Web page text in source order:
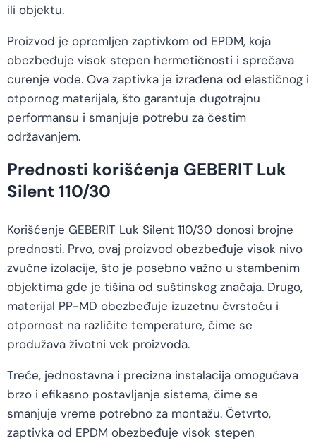
ili objektu.
Proizvod je opremljen zaptivkom od EPDM, koja
obezbeđuje visok stepen hermetičnosti i sprečava
curenje vode. Ova zaptivka je izrađena od elastičnog i
otpornog materijala, što garantuje dugotrajnu
performansu i smanjuje potrebu za čestim
održavanjem.
Prednosti korišćenja GEBERIT Luk
Silent 110/30
Korišćenje GEBERIT Luk Silent 110/30 donosi brojne
prednosti. Prvo, ovaj proizvod obezbeđuje visok nivo
zvučne izolacije, što je posebno važno u stambenim
objektima gde je tišina od suštinskog značaja. Drugo,
materijal PP-MD obezbeđuje izuzetnu čvrstoću i
otpornost na različite temperature, čime se
produžava životni vek proizvoda.
Treće, jednostavna i precizna instalacija omogućava
brzo i efikasno postavljanje sistema, čime se
smanjuje vreme potrebno za montažu. Četvrto,
zaptivka od EPDM obezbeđuje visok stepen